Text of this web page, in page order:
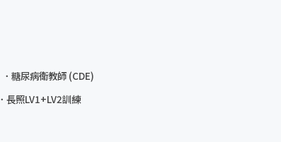
糖尿病衛教師 (CDE)
長照LV1+LV2訓練